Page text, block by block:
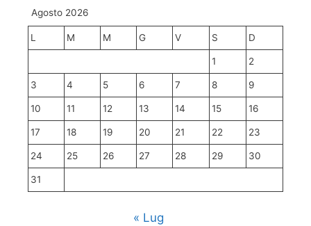
Agosto 2026
L M M G V S D
1 2
3 4 5 6 7 8 9
10 11 12 13 14 15 16
17 18 19 20 21 22 23
24 25 26 27 28 29 30
31
« Lug